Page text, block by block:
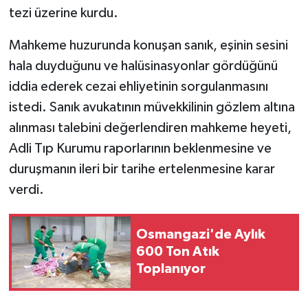
tezi üzerine kurdu.
Mahkeme huzurunda konuşan sanık, eşinin sesini
hala duyduğunu ve halüsinasyonlar gördüğünü
iddia ederek cezai ehliyetinin sorgulanmasını
istedi. Sanık avukatının müvekkilinin gözlem altına
alınması talebini değerlendiren mahkeme heyeti,
Adli Tıp Kurumu raporlarının beklenmesine ve
duruşmanın ileri bir tarihe ertelenmesine karar
verdi.
Osmangazi'de Aylık
600 Ton Atık
Toplanıyor